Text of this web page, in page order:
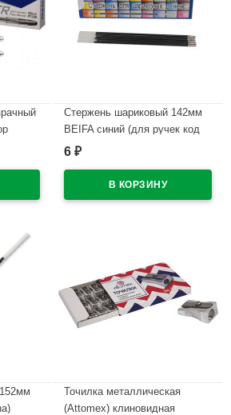
Стержень шариковый 142мм
BEIFA синий (для ручек код
447) арт.АА134-BL
6 ₽
Точилка металлическая
(Attomex) клиновидная